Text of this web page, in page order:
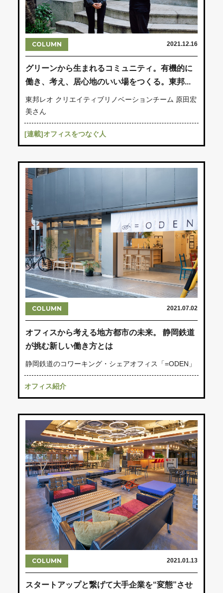
COLUMN 2021.12.16
グリーンから生まれるコミュニティ。有機的に
働き、考え、居心地のいい場をつくる。東邦...
東邦レオ クリエイティブリノベーションチーム 原田宏
美さん
[連載]オフィスをつなぐ人
COLUMN 2021.07.02
オフィスから考える地方都市の未来。 静岡鉄道
が挑む新しい働き方とは
静岡鉄道のコワーキング・シェアオフィス「=ODEN」
オフィス紹介
COLUMN 2021.01.13
スタートアップと繋げて大手企業を“変態”させ